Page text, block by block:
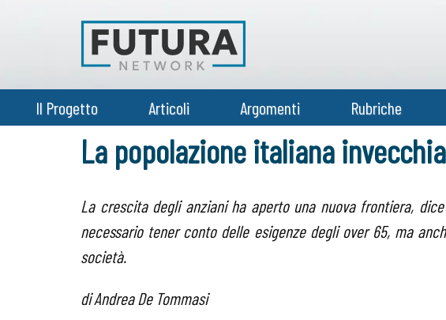
Il Progetto Articoli Argomenti Rubriche
La popolazione italiana
La crescita degli anziani ha aperto una nuova frontiera,
necessario tener conto delle esigenze degli over 65, ma
società.
di Andrea De Tommasi